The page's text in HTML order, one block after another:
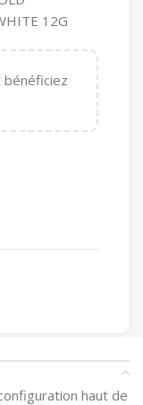
12G
bénéficiez
haut de